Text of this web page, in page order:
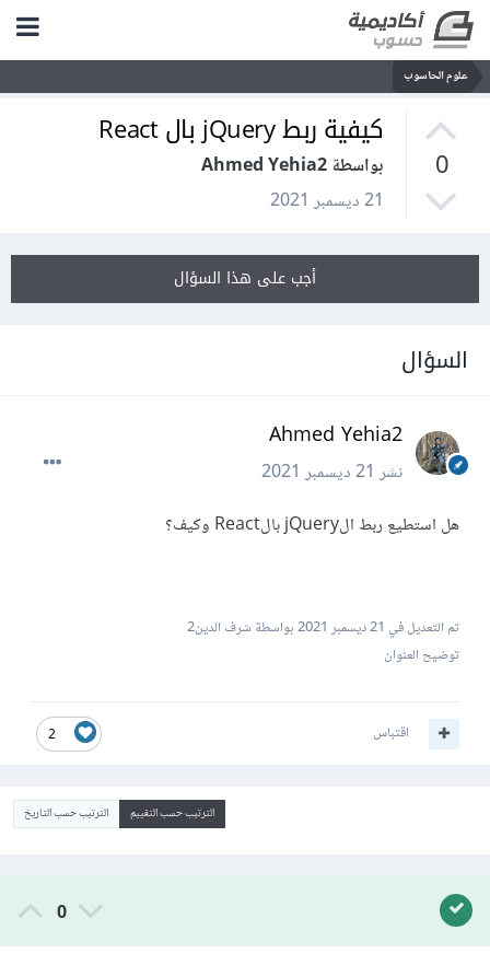
علوم الحاسوب
0
كيفية ربط jQuery بال React
بواسطة Ahmed Yehia2
21 ديسمبر 2021
أجب على هذا السؤال
السؤال
Ahmed Yehia2
نشر21 ديسمبر 2021
هل استطيع ربط الjQuery بالReact وكيف؟
تم التعديل في 21 ديسمبر 2021
بواسطة شرف الدين2
توضيح العنوان
2 اقتباس
الترتيب حسب التقييم الترتيب حسب التاريخ
0